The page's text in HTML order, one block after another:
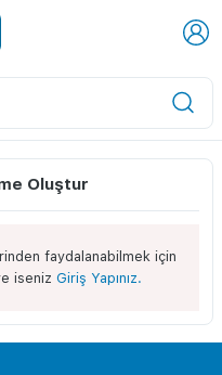
Oluştur
faydalanabilmek için
iseniz Giriş Yapınız.